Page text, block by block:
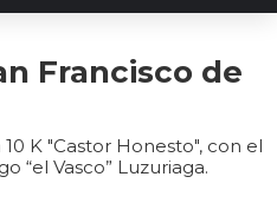
Francisco de
K "Castor Honesto", con el
“el Vasco” Luzuriaga.